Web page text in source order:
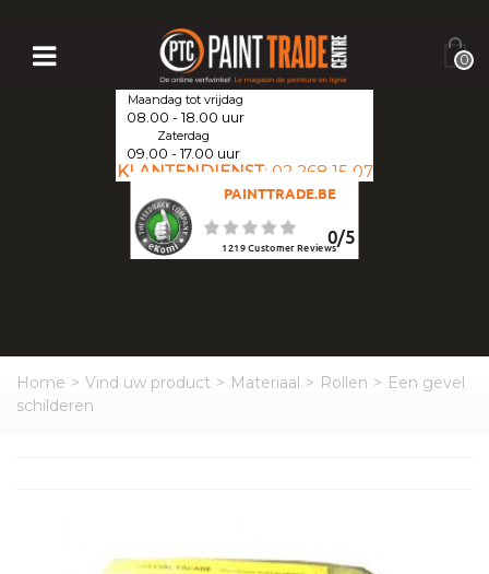
0
Maandag tot vrijdag
08.00 - 18.00 uur
Zaterdag
09.00 - 17.00 uur
KLANTENDIENST: 02 268 15 07
PAINTTRADE.BE
0/5
1219Customer Reviews
Home > Vind uw product > Materiaal > Rollen > Een gevel
schilderen